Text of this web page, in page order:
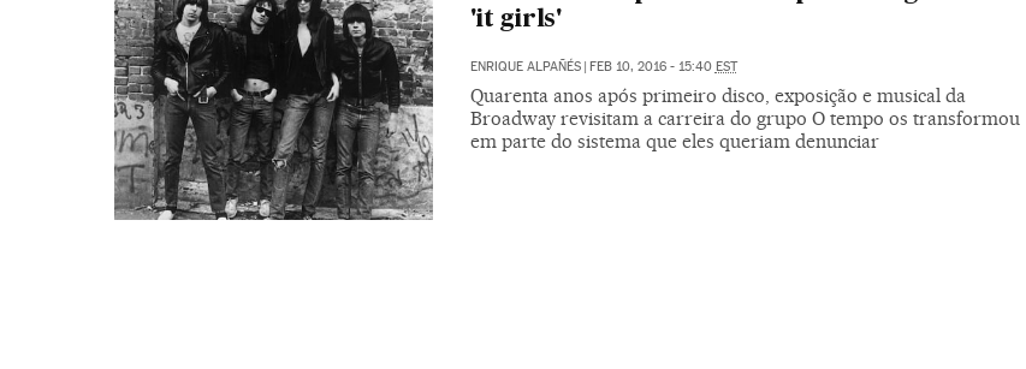
'it girls'
ENRIQUE ALPAÑÉS | FEB 10, 2016 - 15:40 EST
Quarenta anos após primeiro disco, exposição e musical da
Broadway revisitam a carreira do grupo O tempo os transformou
em parte do sistema que eles queriam denunciar